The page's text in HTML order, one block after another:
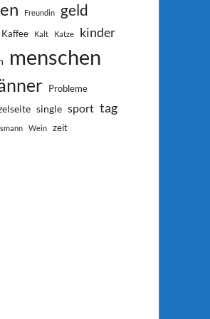
Freundin geld
Kaffee Kalt Katze kinder
menschen
Probleme
single sport tag
Wein zeit